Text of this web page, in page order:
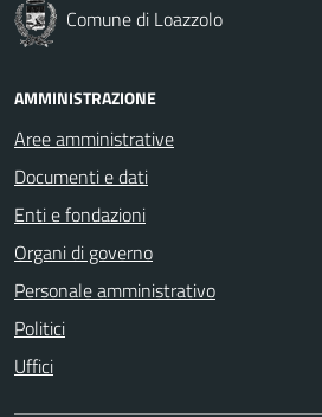
Comune di Loazzolo
AMMINISTRAZIONE
Aree amministrative
Documenti e dati
Enti e fondazioni
Organi di governo
Personale amministrativo
Politici
Uffici